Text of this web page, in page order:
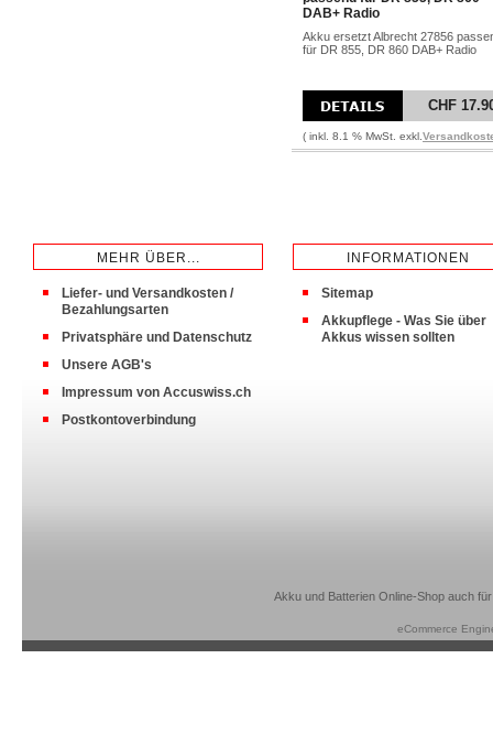
DAB+ Radio
Akku ersetzt Albrecht 27856
für DR 855, DR 860 DAB+ Radio
CHF
( inkl. 8.1 % MwSt. exkl.
MEHR ÜBER...
Liefer- und Versandkosten /
Bezahlungsarten
Privatsphäre und Datenschutz
Unsere AGB's
Impressum von Accuswiss.ch
Postkontoverbindung
INFORMATIONEN
Sitemap
Akkupflege - Was Sie über
Akkus wissen sollten
Akku und Batterien Online-Shop auch
eCommerce